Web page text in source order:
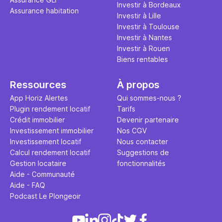
Assurance habitation
Investir à Bordeaux
Investir à Lille
Investir à Toulouse
Investir à Nantes
Investir à Rouen
Biens rentables
Ressources
App Horiz Alertes
Plugin rendement locatif
Crédit immobilier
Investissement immobilier
Investissement locatif
Calcul rendement locatif
Gestion locataire
Aide - Communauté
Aide - FAQ
Podcast Le Plongeoir
À propos
Qui sommes-nous ?
Tarifs
Devenir partenaire
Nos CGV
Nous contacter
Suggestions de
fonctionnalités